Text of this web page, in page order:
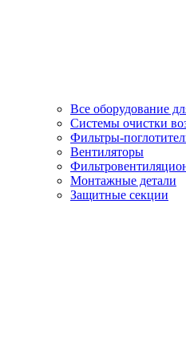
Все оборудование
Системы очистки
Фильтры-
Вентиляторы
Монтажные детали
Защитные секции